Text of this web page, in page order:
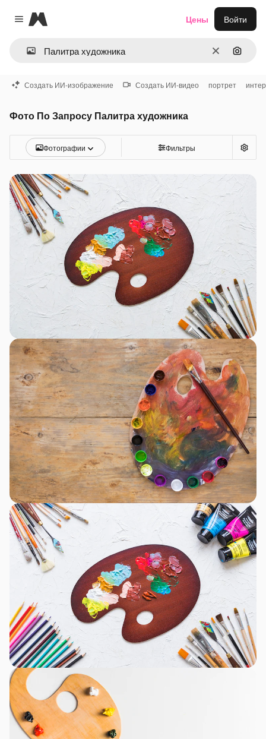
Close menu
Magnific
ОчиститьПоиск
Цены Войти
Создать ИИ-изображение Создать ИИ-видео портрет
Фото По Запросу Палитра художника
Фотографии Фильтры